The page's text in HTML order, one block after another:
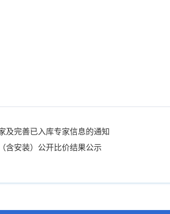
及完善已入库专家信息的通知
含安装）公开比价结果公示